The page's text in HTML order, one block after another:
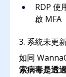
RDP 使
啟 MFA
3. 系統未更
如同
索病毒是透